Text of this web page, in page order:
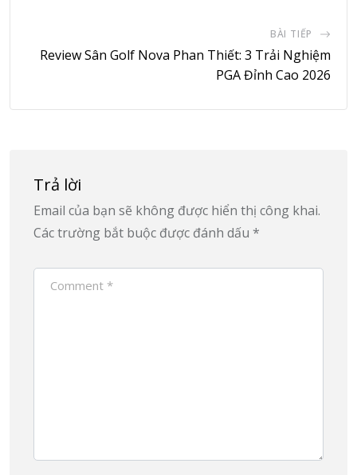
BÀI TIẾP
Review Sân Golf Nova Phan Thiết: 3 Trải Nghiệm
PGA Đỉnh Cao 2026
Trả lời
Email của bạn sẽ không được hiển thị công khai.
Các trường bắt buộc được đánh dấu *